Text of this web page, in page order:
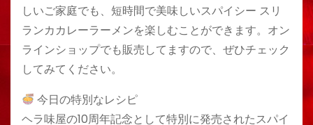
しいご家庭でも、短時間で美味しいスパイシー スリ
ランカカレーラーメンを楽しむことができます。オン
ラインショップでも販売してますので、ぜひチェック
してみてください。
今日の特別なレシピ
ヘラ味屋の10周年記念として特別に発売されたスパイ